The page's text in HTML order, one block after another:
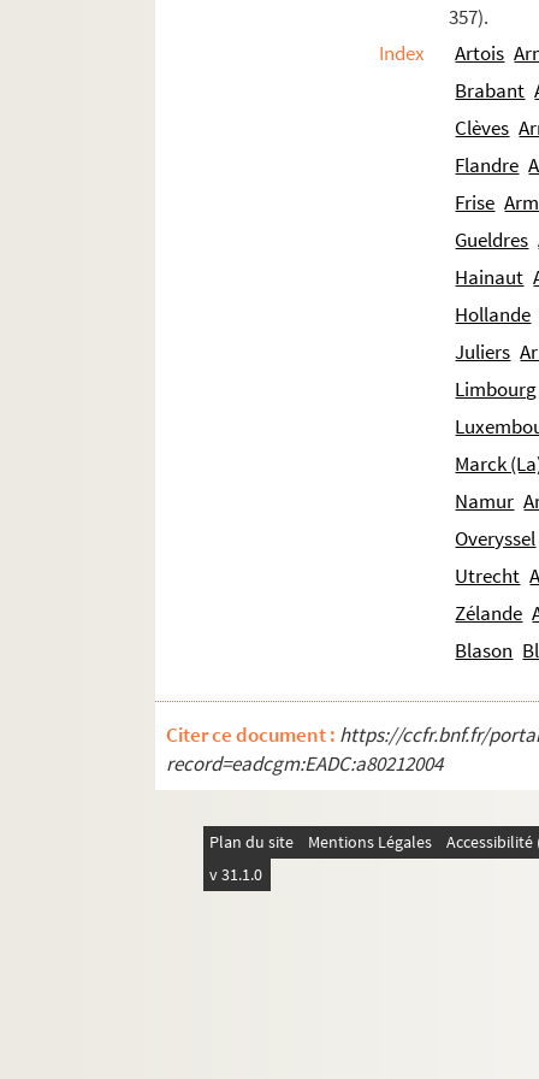
Ms Chiflet 206. Pièces concernant
Ms Chiflet 207. Pièces diverses
Ms Chiflet 208. « Catalogue des livres de M.
357).
Index
Artois
Brabant
Clèves
Flandre
Frise
Gueldres
Hainaut
Hollande
Juliers
Marck
Namur
Overyssel
Utrecht
Zélande
Blason
Citer ce document : https://ccfr.bnf.fr/
record=eadcgm:EADC:a80212004
Plan du site Mentions Légales
v 31.1.0